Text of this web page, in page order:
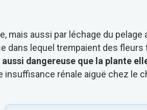
mais aussi par léchage du
dans lequel trempaient des fleurs
dangereuse que la plante
insuffisance rénale aiguë chez le